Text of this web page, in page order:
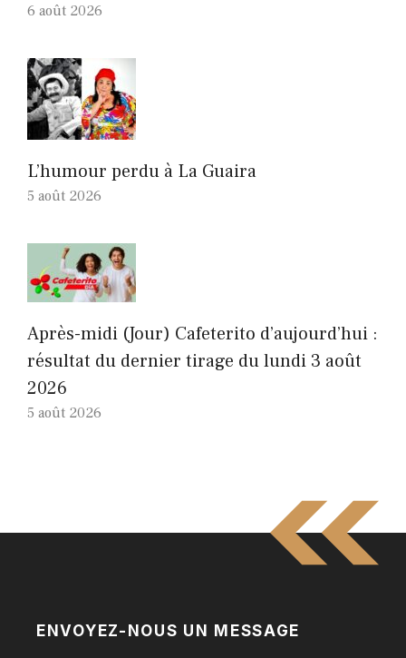
6 août 2026
L’humour perdu à La Guaira
5 août 2026
Après-midi (Jour) Cafeterito d’aujourd’hui :
résultat du dernier tirage du lundi 3 août
2026
5 août 2026
ENVOYEZ-NOUS UN MESSAGE